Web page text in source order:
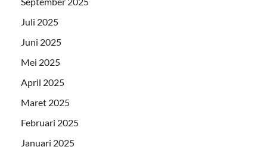
Juli 2025
Juni 2025
Mei 2025
April 2025
Maret 2025
Februari 2025
Januari 2025